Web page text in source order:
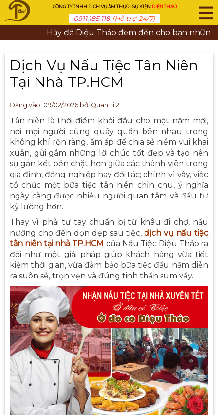
CÔNG TY TNHH DỊCH VỤ ẨM THỰC - SỰ KIỆN DIỆU THẢO
0911.185.118 (Hỗ trợ 24/7)
Hãy để Diệu Thảo đem đến cho bạn những
Dịch Vụ Nấu Tiệc Tân Niên
Tại Nhà TP.HCM
Đăng vào: 09/02/2026 bởi Quan Li 2
Tân niên là thời điểm khởi đầu cho một năm mới,
nơi mọi người cùng quây quần bên nhau trong
không khí rộn ràng, ấm áp để chia sẻ niềm vui khai
xuân, gửi gắm những lời chúc tốt đẹp và tạo nên
sự gắn kết bền chặt hơn giữa các thành viên trong
gia đình, đồng nghiệp hay đối tác; chính vì vậy, việc
tổ chức một bữa tiệc tân niên chỉn chu, ý nghĩa
ngày càng được nhiều người quan tâm và đầu tư
kỹ lưỡng hơn.
Thay vì phải tự tay chuẩn bị từ khâu đi chợ, nấu
nướng cho đến dọn dẹp sau tiệc,dịch vụ nấu tiệc
tân niên tại nhà TP.HCM của Nấu Tiệc Diệu Thảo ra
đời như một giải pháp giúp khách hàng vừa tiết
kiệm thời gian, vừa đảm bảo bữa tiệc đầu năm diễn
ra suôn sẻ, trọn vẹn và đúng tinh thần sum vầy.